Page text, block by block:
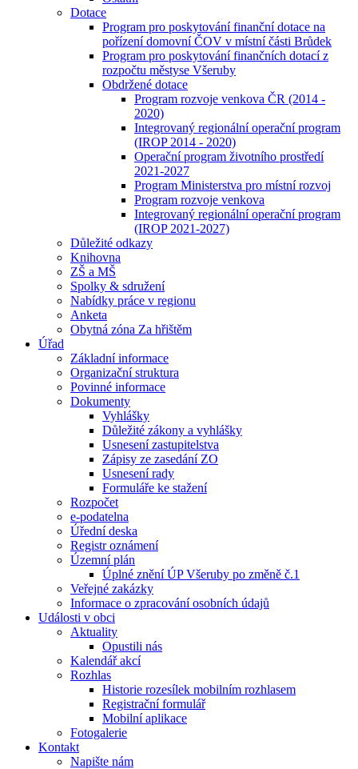
Dotace
Program pro poskytování finanční dotace na
pořízení domovní ČOV v místní části Brůdek
Program pro poskytování finančních dotací z
rozpočtu městyse Všeruby
Obdržené dotace
Program rozvoje venkova ČR (2014 -
2020)
Integrovaný regionální operační program
(IROP 2014 - 2020)
Operační program životního prostředí
2021-2027
Program Ministerstva pro místní rozvoj
Program rozvoje venkova
Integrovaný regionální operační program
(IROP 2021-2027)
Důležité odkazy
Knihovna
ZŠ a MŠ
Spolky & sdružení
Nabídky práce v regionu
Anketa
Obytná zóna Za hřištěm
Úřad
Základní informace
Organizační struktura
Povinné informace
Dokumenty
Vyhlášky
Důležité zákony a vyhlášky
Usnesení zastupitelstva
Zápisy ze zasedání ZO
Usnesení rady
Formuláře ke stažení
Rozpočet
e-podatelna
Úřední deska
Registr oznámení
Územní plán
Úplné znění ÚP Všeruby po změně č.1
Veřejné zakázky
Informace o zpracování osobních údajů
Události v obci
Aktuality
Opustili nás
Kalendář akcí
Rozhlas
Historie rozesílek mobilním rozhlasem
Registrační formulář
Mobilní aplikace
Fotogalerie
Kontakt
Napište nám